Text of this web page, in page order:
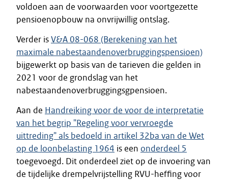
voldoen aan de voorwaarden voor voortgezette
pensioenopbouw na onvrijwillig ontslag.
Verder isV&A 08-068 (Berekening van het
maximale nabestaandenoverbruggingspensioen)
bijgewerkt op basis van de tarieven die gelden in
2021 voor de grondslag van het
nabestaandenoverbruggingsgpensioen.
Aan de Handreiking voor de voor de interpretatie
van het begrip "Regeling voor vervroegde
uittreding" als bedoeld in artikel 32ba van de Wet
op de loonbelasting 1964 is een onderdeel 5
toegevoegd. Dit onderdeel ziet op de invoering van
de tijdelijke drempelvrijstelling RVU-heffing voor